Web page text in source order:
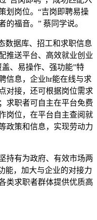
划岗位。“吉岗即聘易操
的福音。” 蔡同学说。
数据库、招工和求职信息
推送平台、高效就业创业
、易操作、强功能”特
信息，企业hr能在线与求
对接，还可根据岗位需求
求职者可自主在平台免费
岗位，在平台自主查阅就
政策和信息，实现劳动力
持有为政府、有效市场两
能，加大与企业的对接力
类求职者群体提供优质高